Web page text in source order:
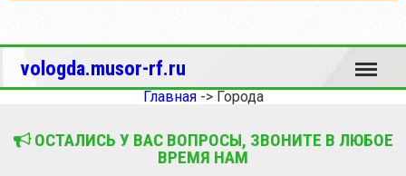
vologda.musor-rf.ru Меню
Главная-> Города
ОСТАЛИСЬ У ВАС ВОПРОСЫ, ЗВОНИТЕ В ЛЮБОЕ
ВРЕМЯ НАМ